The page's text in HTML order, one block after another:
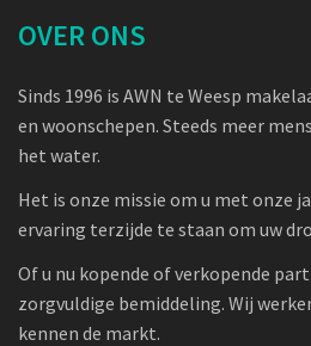
OVER ONS
Sinds 1996 is AWN te Weesp
en woonschepen. Steeds meer
het water.
Het is onze missie om u met onze
ervaring terzijde te staan om uw
Of u nu kopende of verkopende
zorgvuldige bemiddeling. Wij
kennen de markt.